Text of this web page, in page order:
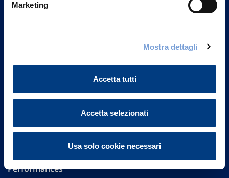
Marketing
Mostra dettagli
Accetta tutti
Accetta selezionati
Usa solo cookie necessari
20149 Milano
Governance
Investor Relations
Performances